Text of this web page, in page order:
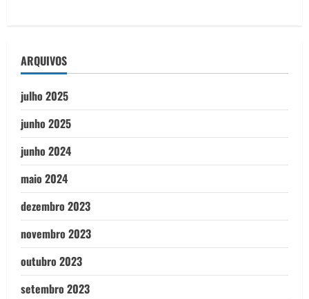
ARQUIVOS
julho 2025
junho 2025
junho 2024
maio 2024
dezembro 2023
novembro 2023
outubro 2023
setembro 2023